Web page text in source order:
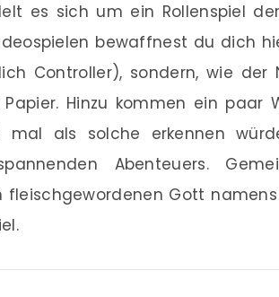
es sich um ein Rollenspiel
bewaffnest du dich
Controller), sondern, wie der
Hinzu kommen ein paar
mal als solche erkennen
Abenteuers.
Gott